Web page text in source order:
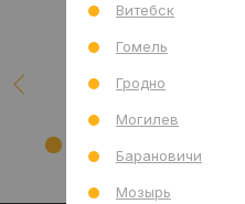
Витебск
Гомель
Гродно
Могилев
Барановичи
Мозырь